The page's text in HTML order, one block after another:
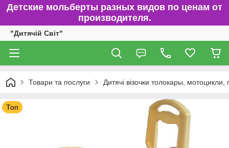
Детские мольберты разных видов по ценам от
производителя.
"Дитячій Світ"
Товари та послуги Дитячі візочки толокары,
Топ